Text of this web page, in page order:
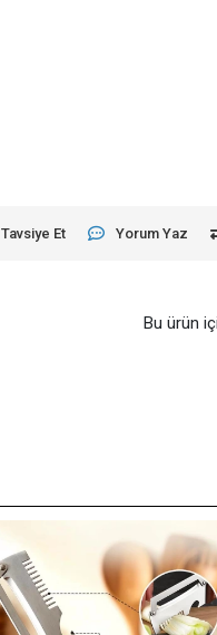
Tavsiye Et Yorum Yaz
Bu ürün